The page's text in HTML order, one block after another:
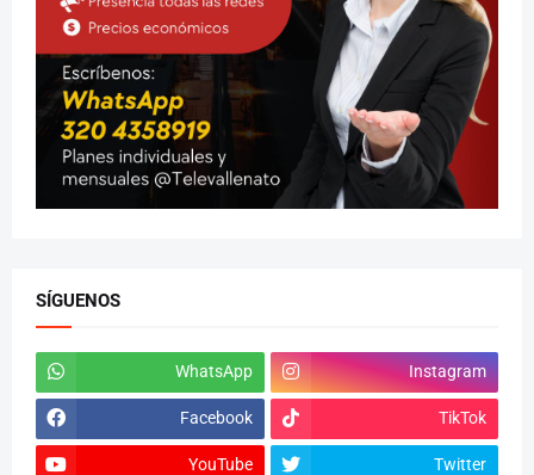
SÍGUENOS
WhatsApp Instagram
Facebook TikTok
YouTube Twitter